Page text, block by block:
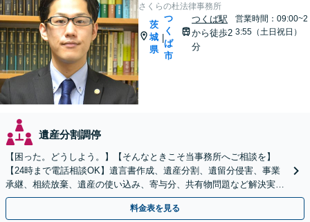
さくらの杜法律事務所
茨
城
県
|
つ
く
ば
市
つくば駅
から徒歩2
分
営業時間：09:00~2
3:55（土日祝日）
遺産分割調停
【困った。どうしよう。】【そんなときこそ当事務所へご相談を】
【24時まで電話相談OK】遺言書作成、遺産分割、遺留分侵害、事業
承継、相続放棄、遺産の使い込み、寄与分、共有物問題など解決実績
多数【依頼者様の最善の解決を目指します】
料金表を見る